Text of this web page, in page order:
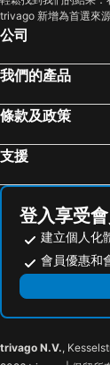
trivago 新增為首選來源
公司
我們的產品
條款及政策
支援
登入享受
建立個人化
會員優惠和
trivago N.V.,